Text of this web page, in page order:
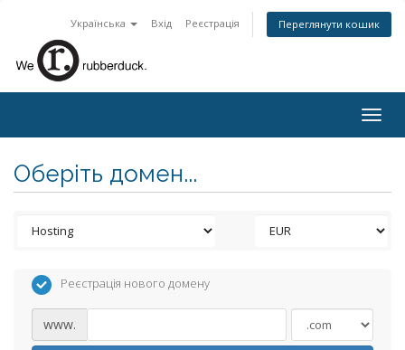
Українська Вхід Реєстрація Переглянути кошик
Оберіть домен...
Реєстрація нового домену
www.